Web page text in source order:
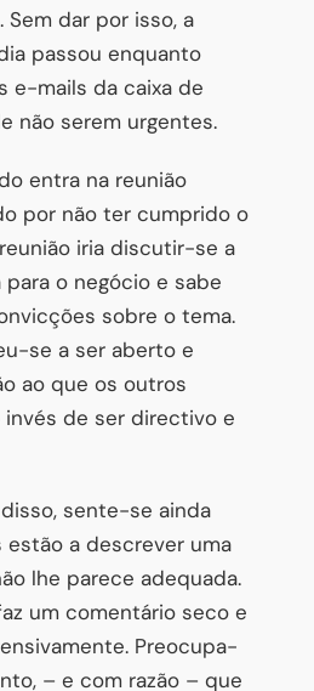
dar por isso, a
passou enquanto
e-mails da caixa de
não serem urgentes.
entra na reunião
por não ter cumprido o
iria discutir-se a
o negócio e sabe
sobre o tema.
se a ser aberto e
ao que os outros
invés de ser directivo e
sente-se ainda
estão a descrever uma
lhe parece adequada.
um comentário seco e
Preocupa-
– e com razão – que